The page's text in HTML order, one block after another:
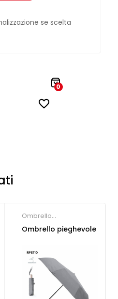
se scelta
0
Ombrello
Personalizzato
Ombrello pieghevole